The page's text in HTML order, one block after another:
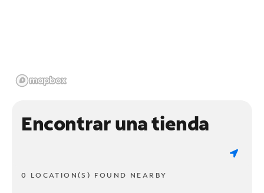
Encontrar una tienda
0 LOCATION(S) FOUND NEARBY